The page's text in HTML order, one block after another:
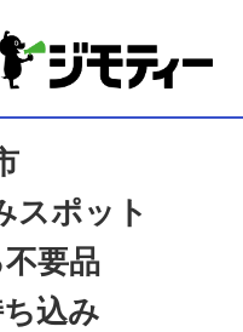
スポット
要品
込み